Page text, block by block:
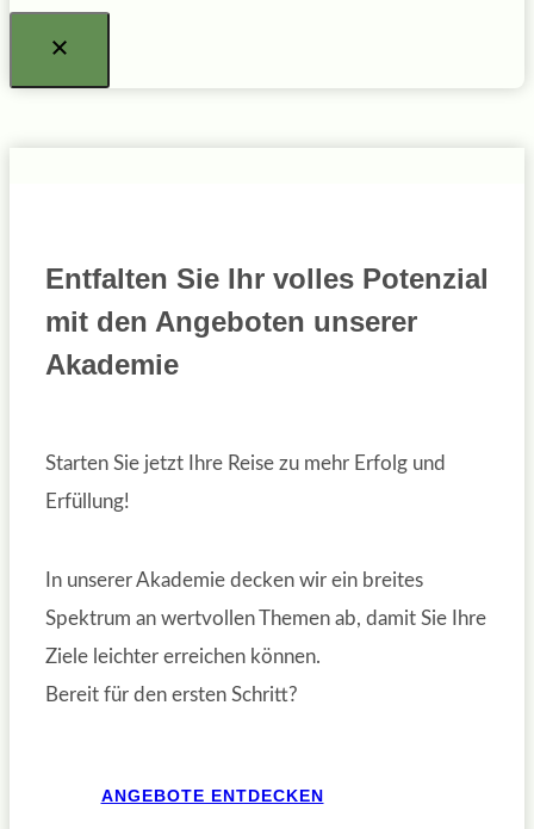
Entfalten Sie Ihr volles Potenzial
mit den Angeboten unserer
Akademie
Starten Sie jetzt Ihre Reise zu mehr Erfolg und
Erfüllung!
In unserer Akademie decken wir ein breites
Spektrum an wertvollen Themen ab, damit Sie Ihre
Ziele leichter erreichen können.
Bereit für den ersten Schritt?
ANGEBOTE ENTDECKEN